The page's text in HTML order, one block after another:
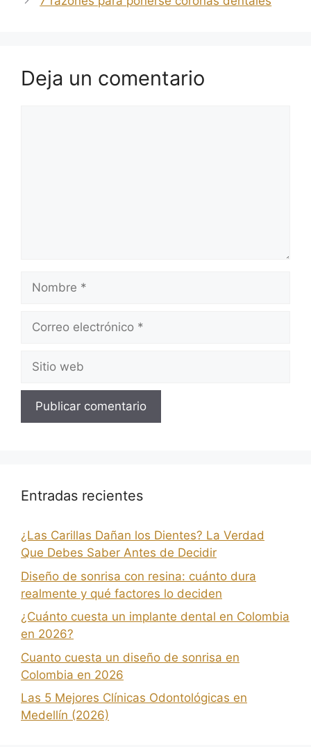
Deja un comentario
Entradas recientes
¿Las Carillas Dañan los Dientes? La Verdad
Que Debes Saber Antes de Decidir
Diseño de sonrisa con resina: cuánto dura
realmente y qué factores lo deciden
¿Cuánto cuesta un implante dental en Colombia
en 2026?
Cuanto cuesta un diseño de sonrisa en
Colombia en 2026
Las 5 Mejores Clínicas Odontológicas en
Medellín (2026)